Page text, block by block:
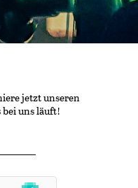
jetzt unseren
uns läuft!